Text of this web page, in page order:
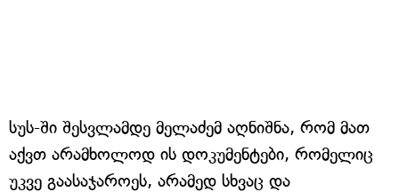
სუს-ში შესვლამდე მელაძემ აღნიშნა, რომ მათ
აქვთ არამხოლოდ ის დოკუმენტები, რომელიც
უკვე გაასაჯაროეს, არამედ სხვაც და